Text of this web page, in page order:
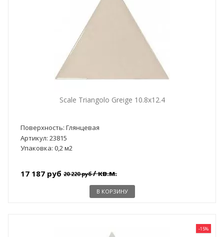
Scale Triangolo Greige 10.8x12.4
Поверхность: Глянцевая
Артикул: 23815
Упаковка: 0,2 м2
17 187 руб 20 220 руб/ кв.м.
В КОРЗИНУ
-15%